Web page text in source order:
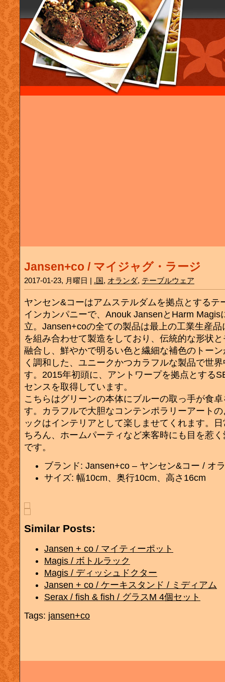
Jansen+co / マイジャグ・ラージ
2017-01-23, 月曜日 | .国, オランダ, テーブルウェア
ヤンセン&コーはアムステルダムを拠点とするテ
インカンパニーで、Anouk JansenとHarm Magis
立。Jansen+coの全ての製品は最上の工業生産
を組み合わせて製造をしており、伝統的な形状
融合し、鮮やかで明るい色と繊細な補色のトー
く調和した、ユニークかつカラフルな製品で世
す。2015年初頭に、アントワープを拠点とする
センスを取得しています。
こちらはグリーンの本体にブルーの取っ手が食
す。カラフルで大胆なコンテンポラリーアート
ックはインテリアとして楽しませてくれます。
ちろん、ホームパーティなど来客時にも目を惹
です。
ブランド: Jansen+co – ヤンセン&コー / オ
サイズ: 幅10cm、奥行10cm、高さ16cm
Similar Posts:
Jansen + co / マイティーポット
Magis / ボトルラック
Magis / ディッシュドクター
Jansen + co / ケーキスタンド / ミディアム
Serax / fish & fish / グラスM 4個セット
Tags: jansen+co